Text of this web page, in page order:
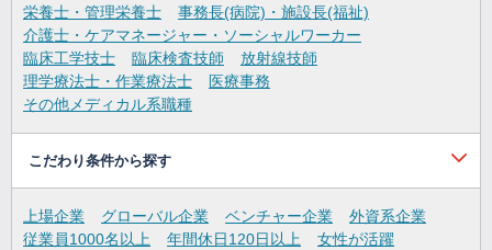
栄養士・管理栄養士
事務長(病院)・施設長(福祉)
介護士・ケアマネージャー・ソーシャルワーカー
臨床工学技士
臨床検査技師
放射線技師
理学療法士・作業療法士
医療事務
その他メディカル系職種
こだわり条件から探す
上場企業 グローバル企業 ベンチャー企業
外資系企業
従業員1000名以上
年間休日120日以上
女性が活躍